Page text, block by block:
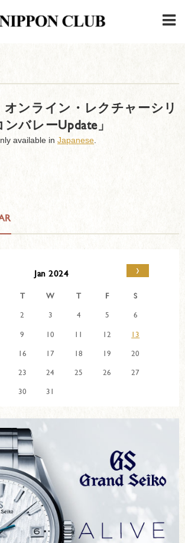
ンライン・レクチャーシリ
バレーUpdate」
available in Japanese
Jan 2024 ›
T W T F
S
2 3 4 5
6
9 10 11 12
13
16 17 18 19
20
23 24 25 26
27
30 31
IN
CONTACT・PARKING
SIGN UP FOR FIRST USER
›